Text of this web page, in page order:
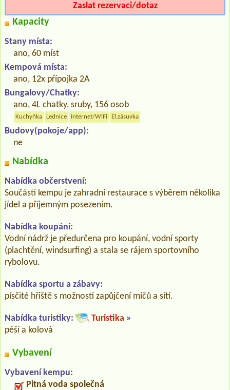
Zaslat rezervaci/dotaz
Kapacity
Stany místa:
ano, 60 míst
Kempová místa:
ano, 12x přípojka 2A
Bungalovy/Chatky:
ano, 4L chatky, sruby, 156 osob
Kuchyňka Lednice Internet/WiFi El.zásuvka
Budovy(pokoje/app):
ne
Nabídka
Nabídka občerstvení:
Součástí kempu je zahradní restaurace s výběrem několika
jídel a příjemným posezením.
Nabídka koupání:
Vodní nádrž je předurčena pro koupání, vodní sporty
(plachtění, windsurfing) a stala se rájem sportovního
rybolovu.
Nabídka sportu a zábavy:
písčité hřiště s možností zapůjčení míčů a sítí.
Nabídka turistiky: Turistika »
pěší a kolová
Vybavení
Vybavení kempu:
Pitná voda společná